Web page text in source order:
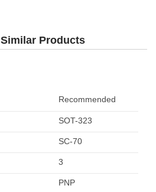
Similar Products
Recommended
SOT-323
SC-70
3
PNP